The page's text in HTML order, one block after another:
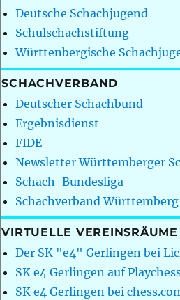
Deutsche Schachjugend
Schulschachstiftung
Württenbergische
SCHACHVERBAND
Deutscher Schachbund
Ergebnisdienst
FIDE
Newsletter Württemberger
Schach-Bundesliga
Schachverband Württemberg
VIRTUELLE VEREINSRÄUME
Der SK "e4" Gerlingen bei
SK e4 Gerlingen auf
SK e4 Gerlingen bei